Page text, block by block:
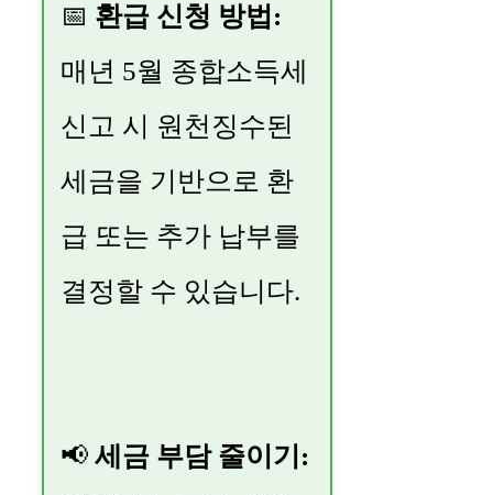
📅 환급 신청 방법:
매년 5월 종합소득세
신고 시 원천징수된
세금을 기반으로 환
급 또는 추가 납부를
결정할 수 있습니다.
📢 세금 부담 줄이기: